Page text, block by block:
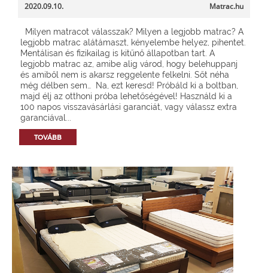
2020.09.10. Matrac.hu
Milyen matracot válasszak? Milyen a legjobb matrac? A
legjobb matrac alátámaszt, kényelembe helyez, pihentet.
Mentálisan és fizikailag is kitűnő állapotban tart. A
legjobb matrac az, amibe alig várod, hogy belehuppanj
és amiből nem is akarsz reggelente felkelni. Sőt néha
még délben sem… Na, ezt keresd! Próbáld ki a boltban,
majd élj az otthoni próba lehetőségével! Használd ki a
100 napos visszavásárlási garanciát, vagy válassz extra
garanciával...
TOVÁBB